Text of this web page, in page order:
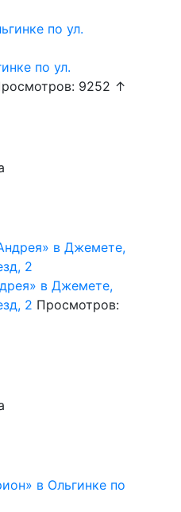
по ул.
9252 ↑
в Джемете,
2 Просмотров: